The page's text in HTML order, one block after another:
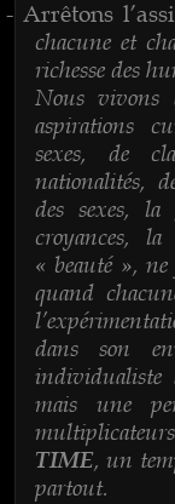
- Arrêtons
chacune et
richesse des
Nous vivons
aspirations
sexes, de
nationalités,
des sexes, la
croyances,
« beauté », ne
quand
dans son
individualiste
mais une
TIME, un
partout.